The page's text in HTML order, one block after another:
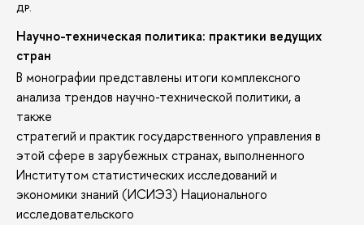
ДР.
Научно-техническая политика: практики ведущих
стран
В монографии представлены итоги комплексного
анализа трендов научно-технической политики, а
также
стратегий и практик государственного управления в
этой сфере в зарубежных странах, выполненного
Институтом статистических исследований и
экономики знаний (ИСИЭЗ) Национального
исследовательского